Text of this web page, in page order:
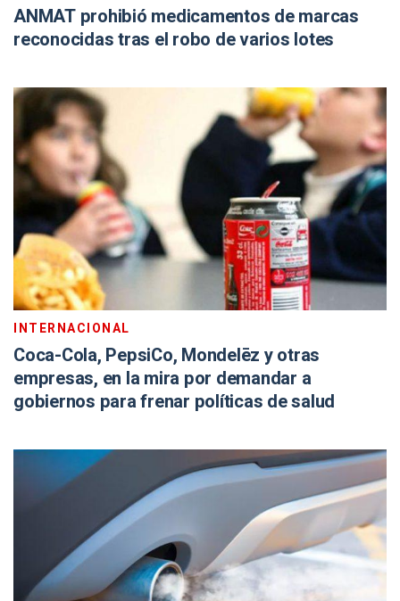
ANMAT prohibió medicamentos de marcas
reconocidas tras el robo de varios lotes
INTERNACIONAL
Coca-Cola, PepsiCo, Mondelēz y otras
empresas, en la mira por demandar a
gobiernos para frenar políticas de salud